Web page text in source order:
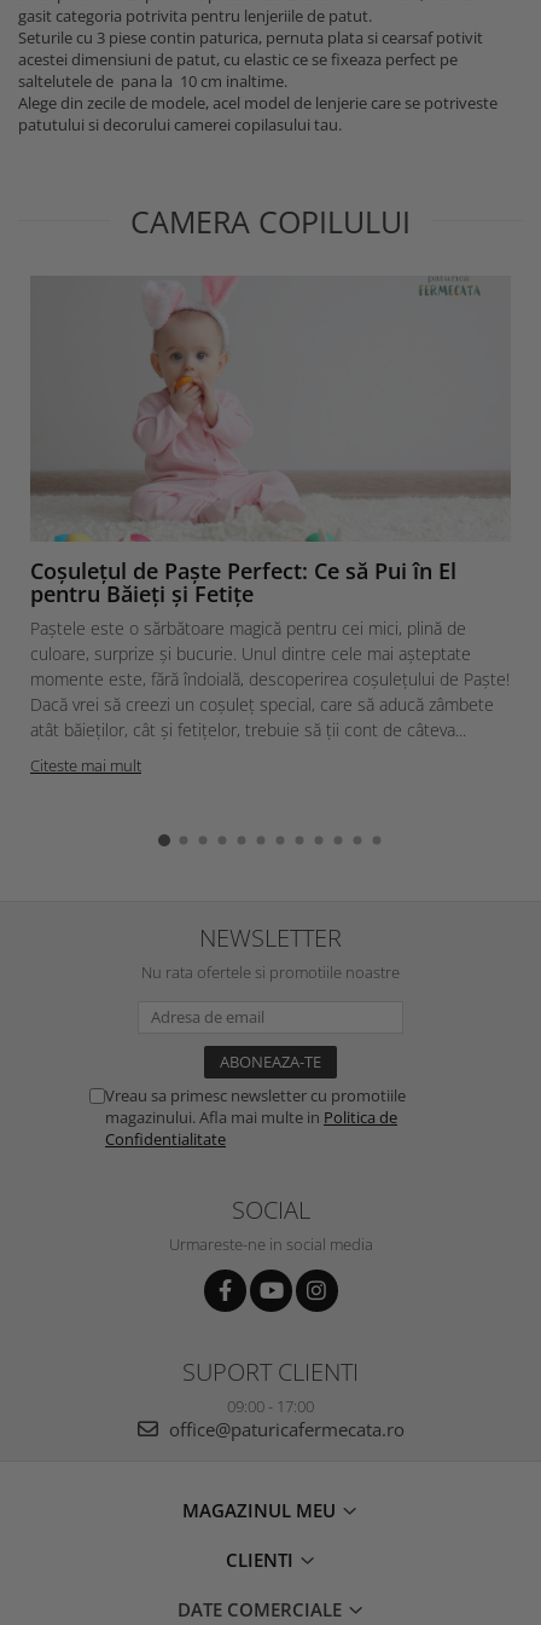
gasit categoria potrivita pentru lenjeriile de patut.
Seturile cu 3 piese contin paturica, pernuta plata si cearsaf potivit
acestei dimensiuni de patut, cu elastic ce se fixeaza perfect pe
saltelutele de pana la 10 cm inaltime.
Alege din zecile de modele, acel model de lenjerie care se potriveste
patutului si decorului camerei copilasului tau.
CAMERA COPILULUI
Coșulețul de Paște Perfect: Ce să Pui în El
pentru Băieți și Fetițe
Paștele este o sărbătoare magică pentru cei mici, plină de
culoare, surprize și bucurie. Unul dintre cele mai așteptate
momente este, fără îndoială, descoperirea coșulețului de Paște!
Dacă vrei să creezi un coșuleț special, care să aducă zâmbete
atât băieților, cât și fetițelor, trebuie să ții cont de câteva...
Citeste mai mult
NEWSLETTER
Nu rata ofertele si promotiile noastre
Vreau sa primesc newsletter cu promotiile
magazinului. Afla mai multe in Politica de
Confidentialitate
SOCIAL
Urmareste-ne in social media
SUPORT CLIENTI
09:00 - 17:00
office@paturicafermecata.ro
MAGAZINUL MEU
CLIENTI
DATE COMERCIALE